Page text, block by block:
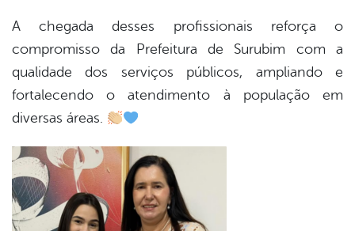
A chegada desses profissionais reforça o
compromisso da Prefeitura de Surubim com a
qualidade dos serviços públicos, ampliando e
fortalecendo o atendimento à população em
diversas áreas.